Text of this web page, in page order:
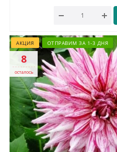
АКЦИЯ ОТПРАВИМ ЗА 1-3 ДНЯ
8
осталось